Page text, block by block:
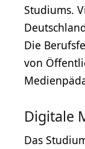
Studiums.
Die
von
Digitale
Das